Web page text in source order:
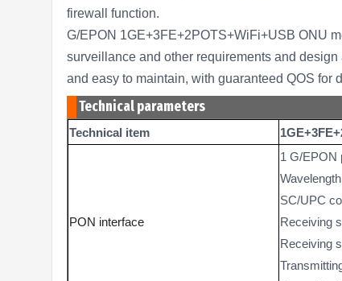
firewall function.
G/EPON 1GE+3FE+2POTS+WiFi+USB ONU
surveillance and other requirements and
and easy to maintain, with guaranteed QOS for
Technical parameters
Technical item
PON interface
1 G/EPON
SC/UPC
Receiving
Receiving